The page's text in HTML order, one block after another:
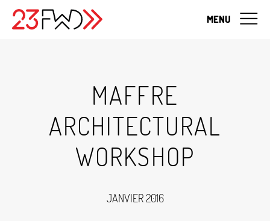
MENU
MAFFRE
ARCHITECTURAL
WORKSHOP
JANVIER 2016